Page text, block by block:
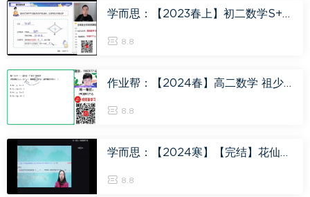
学而思：【2023春上】初二数学S+创新班 许润博，百度网盘(5.39G)
8.8
作业帮：【2024春】高二数学 祖少磊 A+，百度网盘(988.04M)
8.8
学而思：【2024寒】【完结】花仙子寒假文史课，百度网盘(8.13G)
8.8